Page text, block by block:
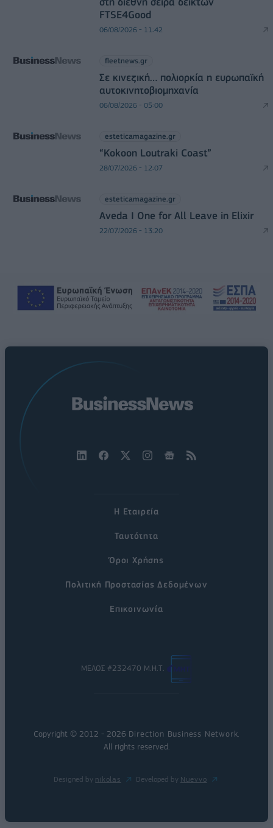
FTSE4Good
06/08/2026 - 11:42
fleetnews.gr
Σε κινεζική… πολιορκία η ευρωπαϊκή
αυτοκινητοβιομηχανία
06/08/2026 - 05:00
esteticamagazine.gr
“Kokoon Loutraki Coast”
28/07/2026 - 12:07
esteticamagazine.gr
Aveda I One for All Leave in Elixir
22/07/2026 - 13:20
Η Εταιρεία
Ταυτότητα
Όροι Χρήσης
Πολιτική Προστασίας Δεδομένων
Επικοινωνία
ΜΕΛΟΣ #232470 Μ.Η.Τ.
Copyright © 2012 - 2026 Direction Business Network
All rights reserved.
Designed by nikolas Developed by Nuevvo